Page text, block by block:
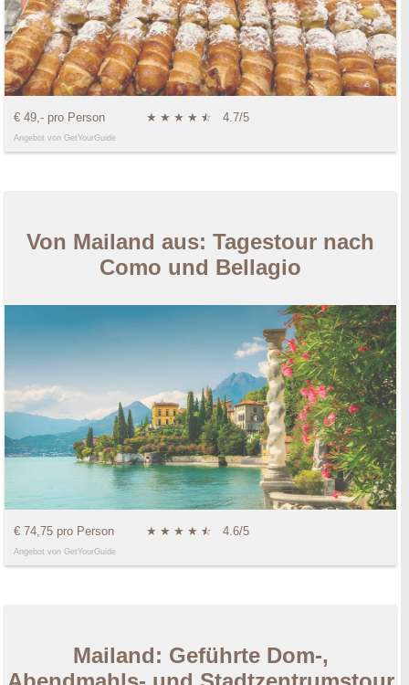
€ 49,- pro Person ★ ★ ★ ★ ★
☆ 4.7/5
Angebot von GetYourGuide
Von Mailand aus: Tagestour nach
Como und Bellagio
€ 74,75 pro Person ★ ★ ★ ★ ★
☆ 4.6/5
Angebot von GetYourGuide
Mailand: Geführte Dom-,